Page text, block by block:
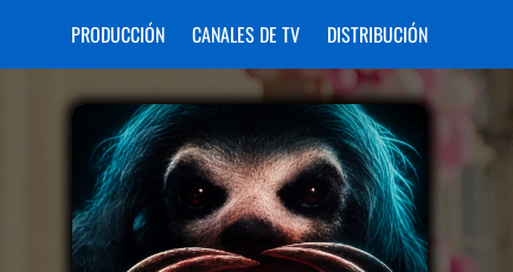
PRODUCCIÓN CANALES DE TV DISTRIBUCIÓN